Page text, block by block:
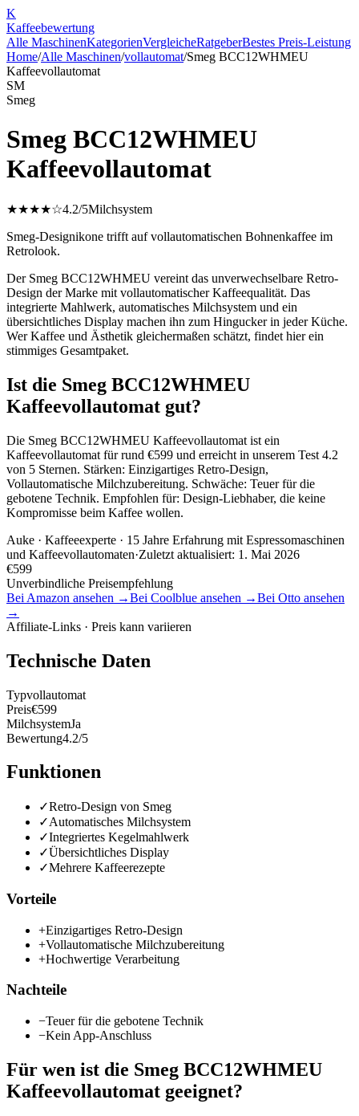
K
Kaffeebewertung
Alle MaschinenKategorienVergleicheRatgeberBestes Preis-Leistung
Home/Alle Maschinen/vollautomat/Smeg BCC12WHMEU
Kaffeevollautomat
SM
Smeg
Smeg BCC12WHMEU
Kaffeevollautomat
★★★★☆4.2/5Milchsystem
Smeg-Designikone trifft auf vollautomatischen Bohnenkaffee im
Retrolook.
Der Smeg BCC12WHMEU vereint das unverwechselbare Retro-
Design der Marke mit vollautomatischer Kaffeequalität. Das
integrierte Mahlwerk, automatisches Milchsystem und ein
übersichtliches Display machen ihn zum Hingucker in jeder Küche.
Wer Kaffee und Ästhetik gleichermaßen schätzt, findet hier ein
stimmiges Gesamtpaket.
Ist die Smeg BCC12WHMEU
Kaffeevollautomat gut?
Die Smeg BCC12WHMEU Kaffeevollautomat ist ein
Kaffeevollautomat für rund €599 und erreicht in unserem Test 4.2
von 5 Sternen. Stärken: Einzigartiges Retro-Design,
Vollautomatische Milchzubereitung. Schwäche: Teuer für die
gebotene Technik. Empfohlen für: Design-Liebhaber, die keine
Kompromisse beim Kaffee wollen.
Auke · Kaffeeexperte · 15 Jahre Erfahrung mit Espressomaschinen
und Kaffeevollautomaten·Zuletzt aktualisiert: 1. Mai 2026
€599
Unverbindliche Preisempfehlung
Bei Amazon ansehen →Bei Coolblue ansehen →Bei Otto ansehen
→
Affiliate-Links · Preis kann variieren
Technische Daten
Typvollautomat
Preis€599
MilchsystemJa
Bewertung4.2/5
Funktionen
✓Retro-Design von Smeg
✓Automatisches Milchsystem
✓Integriertes Kegelmahlwerk
✓Übersichtliches Display
✓Mehrere Kaffeerezepte
Vorteile
+Einzigartiges Retro-Design
+Vollautomatische Milchzubereitung
+Hochwertige Verarbeitung
Nachteile
−Teuer für die gebotene Technik
−Kein App-Anschluss
Für wen ist die Smeg BCC12WHMEU
Kaffeevollautomat geeignet?